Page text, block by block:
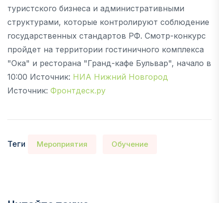
туристского бизнеса и административными
структурами, которые контролируют соблюдение
государственных стандартов РФ. Смотр-конкурс
пройдет на территории гостиничного комплекса
"Ока" и ресторана "Гранд-кафе Бульвар", начало в
10:00 Источник: НИА Нижний Новгород
Источник: Фронтдеск.ру
Теги Мероприятия Обучение